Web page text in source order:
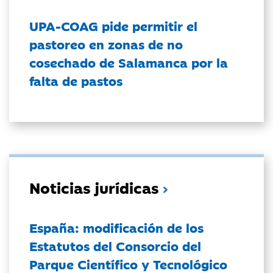
UPA-COAG pide permitir el
pastoreo en zonas de no
cosechado de Salamanca por la
falta de pastos
Noticias jurídicas
España: modificación de los
Estatutos del Consorcio del
Parque Científico y Tecnológico